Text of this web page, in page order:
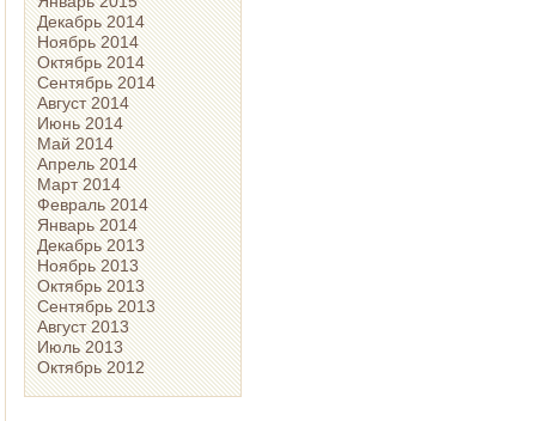
Декабрь 2014
Ноябрь 2014
Октябрь 2014
Сентябрь 2014
Август 2014
Июнь 2014
Май 2014
Апрель 2014
Март 2014
Февраль 2014
Январь 2014
Декабрь 2013
Ноябрь 2013
Октябрь 2013
Сентябрь 2013
Август 2013
Июль 2013
Октябрь 2012